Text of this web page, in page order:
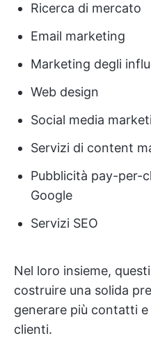
Ricerca di mercato
Email marketing
Marketing degli
Web design
Social media
Servizi di content
Pubblicità pay-per-
Google
Servizi SEO
Nel loro insieme,
costruire una solida
generare più contatti
clienti.